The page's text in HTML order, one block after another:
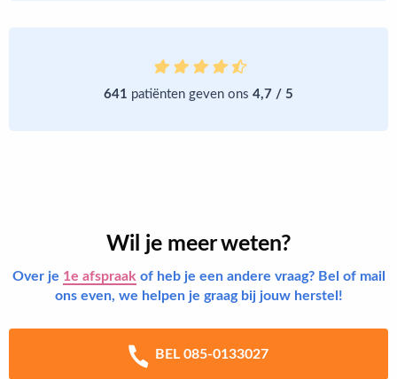
641 patiënten geven ons 4,7 / 5
Wil je meer weten?
Over je 1e afspraak of heb je een andere vraag? Bel of mail
ons even, we helpen je graag bij jouw herstel!
BEL 085-0133027